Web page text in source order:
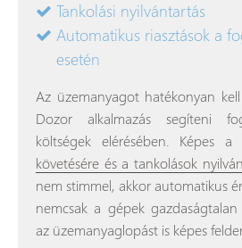
Tankolási nyilvántartás
Automatikus riasztások a
esetén
Az üzemanyagot hatékonyan
Dozor alkalmazás segíteni
költségek elérésében. Képes a
követésére és a tankolások
nem stimmel, akkor automatikus
nemcsak a gépek
az üzemanyaglopást is képes